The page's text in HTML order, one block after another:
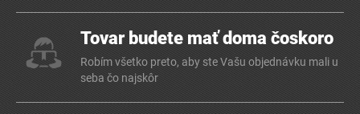
Tovar budete mať doma čoskoro
Robím všetko preto, aby ste Vašu objednávku mali u
seba čo najskôr